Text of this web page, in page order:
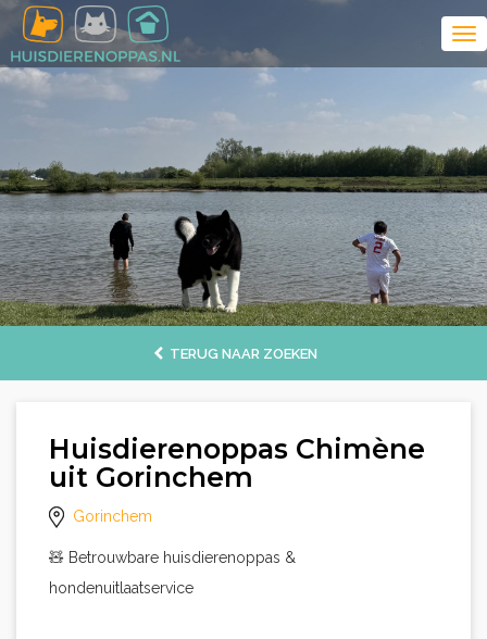
TERUG NAAR ZOEKEN
Huisdierenoppas Chimène
uit Gorinchem
Gorinchem
🧸 Betrouwbare huisdierenoppas &
hondenuitlaatservice